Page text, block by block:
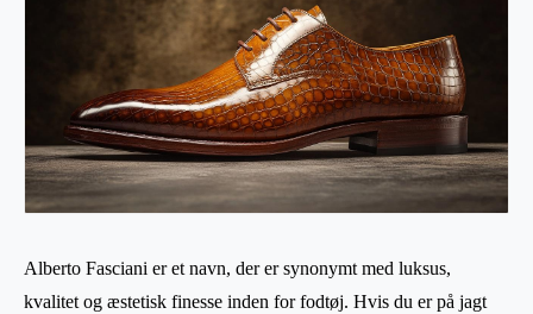
Alberto Fasciani er et navn, der er synonymt med luksus,
kvalitet og æstetisk finesse inden for fodtøj. Hvis du er på jagt